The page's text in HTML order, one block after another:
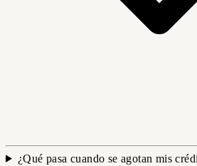
¿Qué pasa cuando se agotan mis